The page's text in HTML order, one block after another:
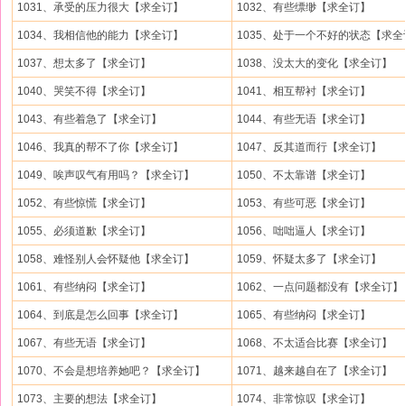
1031、承受的压力很大【求全订】 1032、有些缥缈【求全订】
1034、我相信他的能力【求全订】 1035、处于一个不好的状态【求
1037、想太多了【求全订】 1038、没太大的变化【求全订】
1040、哭笑不得【求全订】 1041、相互帮衬【求全订】
1043、有些着急了【求全订】 1044、有些无语【求全订】
1046、我真的帮不了你【求全订】 1047、反其道而行【求全订】
1049、唉声叹气有用吗？【求全订】 1050、不太靠谱【求全订】
1052、有些惊慌【求全订】 1053、有些可恶【求全订】
1055、必须道歉【求全订】 1056、咄咄逼人【求全订】
1058、难怪别人会怀疑他【求全订】 1059、怀疑太多了【求全订】
1061、有些纳闷【求全订】 1062、一点问题都没有【求全订】
1064、到底是怎么回事【求全订】 1065、有些纳闷【求全订】
1067、有些无语【求全订】 1068、不太适合比赛【求全订】
1070、不会是想培养她吧？【求全订】 1071、越来越自在了【求全订】
1073、主要的想法【求全订】 1074、非常惊叹【求全订】